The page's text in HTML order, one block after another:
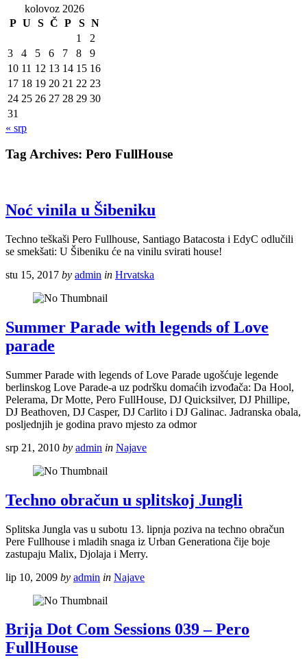
kolovoz 2026
P U S Č P S N
1
2
3
4 5 6 7 8
9
10 11 12 13 14 15 16
17 18 19 20 21 22 23
24 25 26 27 28 29 30
31
« srp
Tag Archives: Pero FullHouse
Noć vinila u Šibeniku
Techno teškaši Pero Fullhouse, Santiago Batacosta i EdyC odlučili
se smekšati: U Šibeniku će na vinilu svirati house!
stu 15, 2017 by admin in Hrvatska
Summer Parade with legends of Love
parade
Summer Parade with legends of Love Parade ugošćuje legende
berlinskog Love Parade-a uz podršku domaćih izvođača: Da Hool,
Pelerama, Dr Motte, Pero FullHouse, DJ Quicksilver, DJ Phillipe,
DJ Beathoven, DJ Casper, DJ Carlito i DJ Galinac. Jadranska obala,
posljednjih je godina pravo mjesto za odmor
srp 21, 2010 by admin in Najave
Techno obračun u splitskoj Jungli
Splitska Jungla vas u subotu 13. lipnja poziva na techno obračun
Pere Fullhouse i mladih snaga iz Urban Generationa čije boje
zastupaju Malix, Djolaja i Merry.
lip 10, 2009 by admin in Najave
Brija Dot Com Sessions 039 – Pero
FullHouse